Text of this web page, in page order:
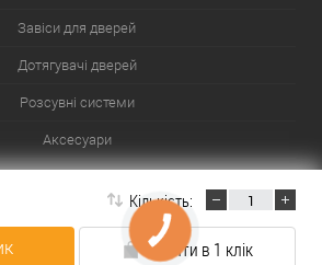
Кількість:
Купити в 1 клік
Завіси для дверей
Дотягувачі дверей
Розсувні системи
Аксесуари
Популярні розділи Список міст